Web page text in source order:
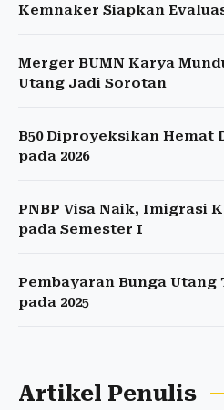
Kemnaker Siapkan
Merger BUMN Karya
Utang Jadi Sorotan
B50 Diproyeksikan Hemat
pada 2026
PNBP Visa Naik, Imigrasi
pada Semester I
Pembayaran Bunga Utang
pada 2025
Artikel Penulis